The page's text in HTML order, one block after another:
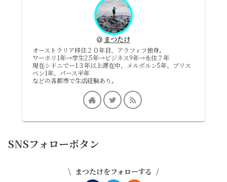
まつたけ
オーストラリア移住２０年目、アラフィフ独身。
ワーホリ1年→学生2.5年→ビジネス9年→永住７年
現在シドニでー1３年以上滞在中、メルボルン5年、ブリス
ベン1年、パース半年
などの各都市で生活経験あり。
SNSフォローボタン
まつたけをフォローする